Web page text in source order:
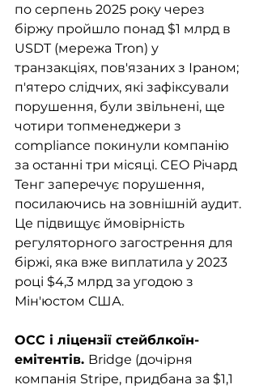
по серпень 2025 року через
біржу пройшло понад $1 млрд в
USDT (мережа Tron) у
транзакціях, пов'язаних з Іраном;
п'ятеро слідчих, які зафіксували
порушення, були звільнені, ще
чотири топменеджери з
compliance покинули компанію
за останні три місяці. CEO Річард
Тенг заперечує порушення,
посилаючись на зовнішній аудит.
Це підвищує ймовірність
регуляторного загострення для
біржі, яка вже виплатила у 2023
році $4,3 млрд за угодою з
Мін'юстом США.
OCC і ліцензії стейблкоїн-
емітентів. Bridge (дочірня
компанія Stripe, придбана за $1,1